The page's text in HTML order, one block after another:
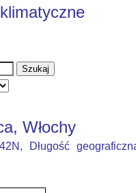
Włochy
Długość